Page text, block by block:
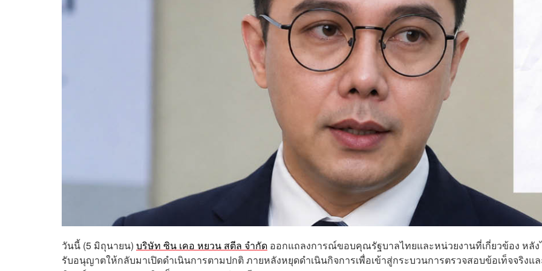
วันนี้ (5 มิถุนายน) บริษัท ซิน เคอ หยวน สตีล จำกัด ออกแถลงการณ์ขอบคุณรัฐบาลไทยและหน่วยงานที่เกี่ยวข้อง หลัง
รับอนุญาตให้กลับมาเปิดดำเนินการตามปกติ ภายหลังหยุดดำเนินกิจการเพื่อเข้าสู่กระบวนการตรวจสอบข้อเท็จจริงแ